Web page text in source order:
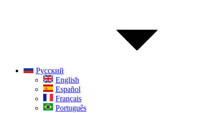
Русский
English
Español
Français
Português